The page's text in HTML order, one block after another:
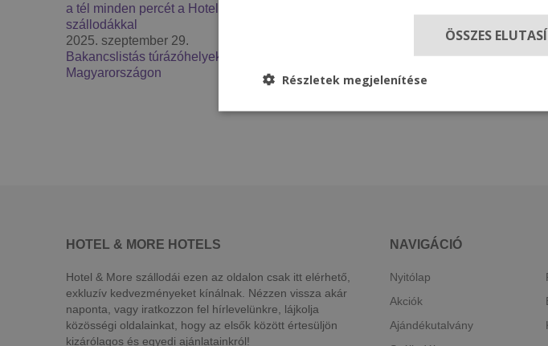
a tél minden percét a Hotel & More
szállodákkal
2025. szeptember 29.
Bakancslistás túrázóhelyek
Magyarországon
HOTEL & MORE HOTELS
Hotel & More szállodái ezen az oldalon csak itt elérhető,
exkluzív kedvezményeket kínálnak. Nézzen vissza akár
naponta, vagy iratkozzon fel hírlevelünkre, lájkolja
közösségi oldalainkat, hogy az elsők között értesüljön
kizárólagos és egyedi ajánlatainkról!
NAVIGÁCIÓ
Nyitólap
Akciók
Ajándékutalvány
ÖSSZES
Részletek megjelenítése